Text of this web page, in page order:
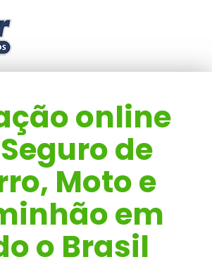
online
de
Moto e
em
o Brasil